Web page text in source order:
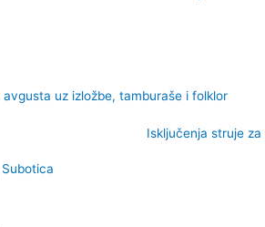
uz izložbe, tamburaše i folklor
Subotica